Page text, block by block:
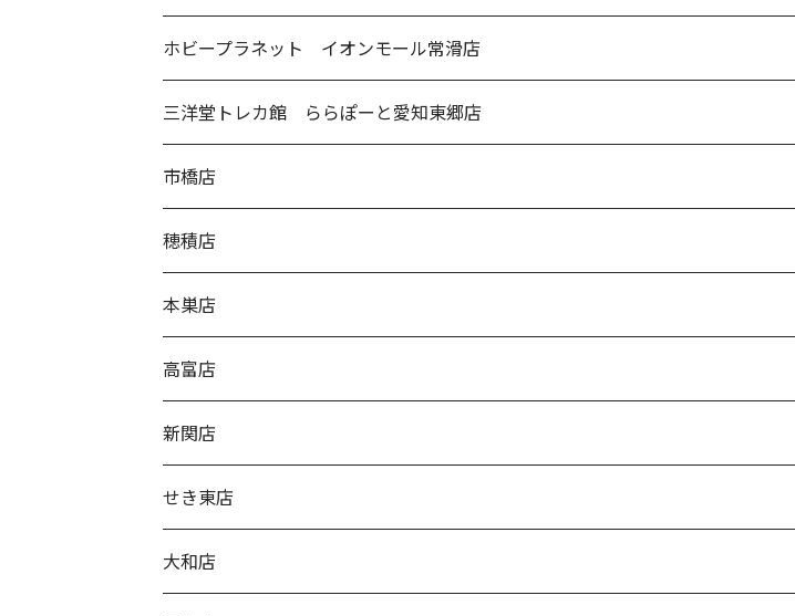
ホビープラネット イオンモール常滑店
三洋堂トレカ館 ららぽーと愛知東郷店
市橋店
穂積店
本巣店
高富店
新関店
せき東店
大和店